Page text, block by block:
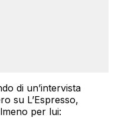
di un’intervista
su L’Espresso,
per lui: